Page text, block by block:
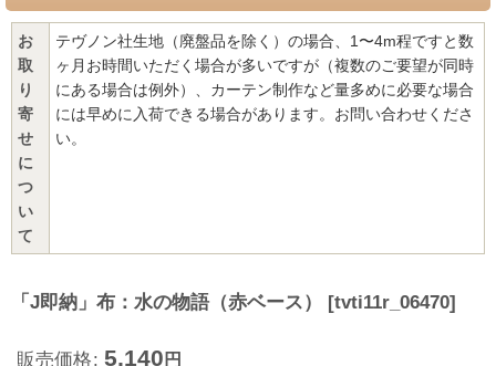
お
取
り
寄
せ
に
つ
い
て
テヴノン社生地（廃盤品を除く）の場合、1〜4m程ですと数
ヶ月お時間いただく場合が多いですが（複数のご要望が同時
にある場合は例外）、カーテン制作など量多めに必要な場合
には早めに入荷できる場合があります。お問い合わせくださ
い。
「J即納」布：水の物語（赤ベース） [tvti11r_06470]
販売価格: 5,140 円